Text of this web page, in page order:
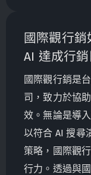
國際觀行
AI 達成行銷
國際觀行銷是
司，致力於協
效。無論是導
以符合 AI 搜尋
策略，國際觀
行力。透過與